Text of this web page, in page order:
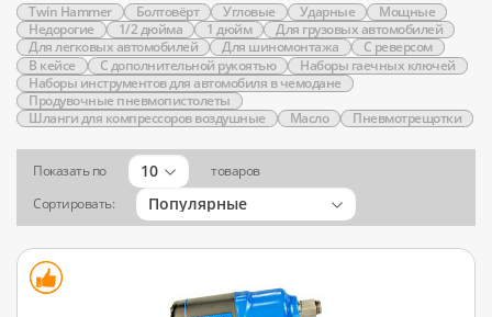
Twin Hammer
Болтовёрт Угловые Ударные
Мощные
Недорогие
1/2 дюйма 1 дюйм
Для грузовых автомобилей
Для легковых автомобилей
Для шиномонтажа
С реверсом
В кейсе
С дополнительной рукоятью
Наборы гаечных ключей
Наборы инструментов для автомобиля в чемодане
Продувочные пневмопистолеты
Шланги для компрессоров воздушные
Масло Пневмотрещотки
Показать по 10
товаров
Сортировать:
Популярные